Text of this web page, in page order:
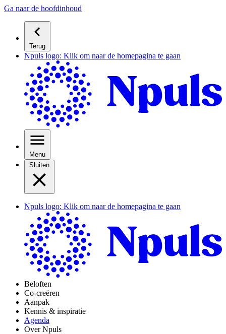
Ga naar de hoofdinhoud
Terug
Npuls logo: Klik om naar de homepagina te gaan
Menu
Sluiten
Npuls logo: Klik om naar de homepagina te gaan
Beloften
Co-creëren
Aanpak
Kennis & inspiratie
Agenda
Over Npuls